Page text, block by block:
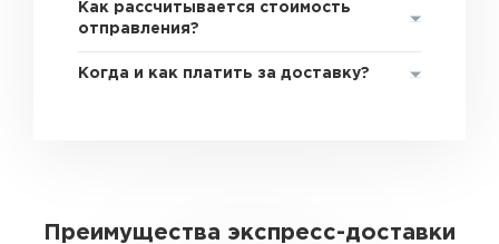
Как рассчитывается стоимость
отправления?
Когда и как платить за доставку?
Преимущества экспресс-доставки